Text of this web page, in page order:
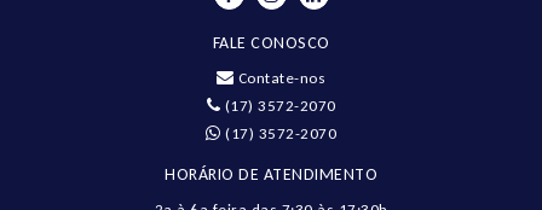
FALE CONOSCO
Contate-nos
(17) 3572-2070
(17) 3572-2070
HORÁRIO DE ATENDIMENTO